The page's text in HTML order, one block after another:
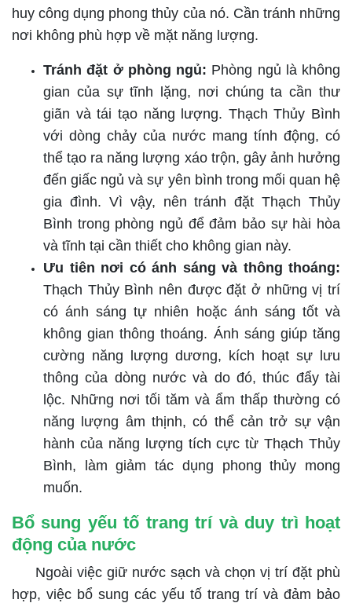
huy công dụng phong thủy của nó. Cần tránh những
nơi không phù hợp về mặt năng lượng.
Tránh đặt ở phòng ngủ: Phòng ngủ là không
gian của sự tĩnh lặng, nơi chúng ta cần thư
giãn và tái tạo năng lượng. Thạch Thủy Bình
với dòng chảy của nước mang tính động, có
thể tạo ra năng lượng xáo trộn, gây ảnh hưởng
đến giấc ngủ và sự yên bình trong mối quan hệ
gia đình. Vì vậy, nên tránh đặt Thạch Thủy
Bình trong phòng ngủ để đảm bảo sự hài hòa
và tĩnh tại cần thiết cho không gian này.
Ưu tiên nơi có ánh sáng và thông thoáng:
Thạch Thủy Bình nên được đặt ở những vị trí
có ánh sáng tự nhiên hoặc ánh sáng tốt và
không gian thông thoáng. Ánh sáng giúp tăng
cường năng lượng dương, kích hoạt sự lưu
thông của dòng nước và do đó, thúc đẩy tài
lộc. Những nơi tối tăm và ẩm thấp thường có
năng lượng âm thịnh, có thể cản trở sự vận
hành của năng lượng tích cực từ Thạch Thủy
Bình, làm giảm tác dụng phong thủy mong
muốn.
Bổ sung yếu tố trang trí và duy trì hoạt
động của nước
Ngoài việc giữ nước sạch và chọn vị trí đặt phù
hợp, việc bổ sung các yếu tố trang trí và đảm bảo